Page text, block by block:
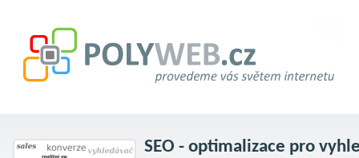
SEO - optimalizace pro